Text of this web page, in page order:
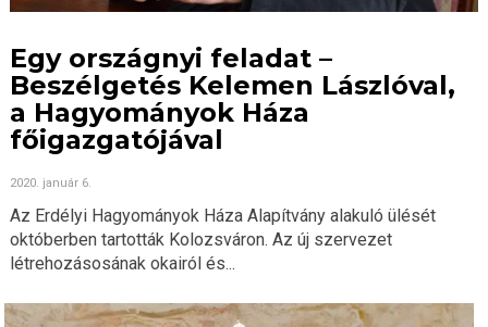
Egy országnyi feladat –
Beszélgetés Kelemen Lászlóval,
a Hagyományok Háza
főigazgatójával
2020. január 6.
Az Erdélyi Hagyományok Háza Alapítvány alakuló ülését
októberben tartották Kolozsváron. Az új szervezet
létrehozásosának okairól és...